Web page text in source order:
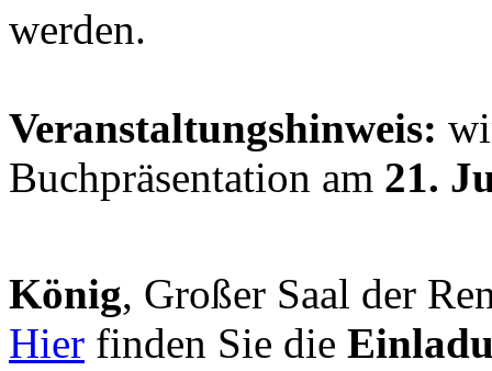
werden.
Veranstaltungshinweis:
Buchpräsentation am 21.
König, Großer Saal der
Hier finden Sie die